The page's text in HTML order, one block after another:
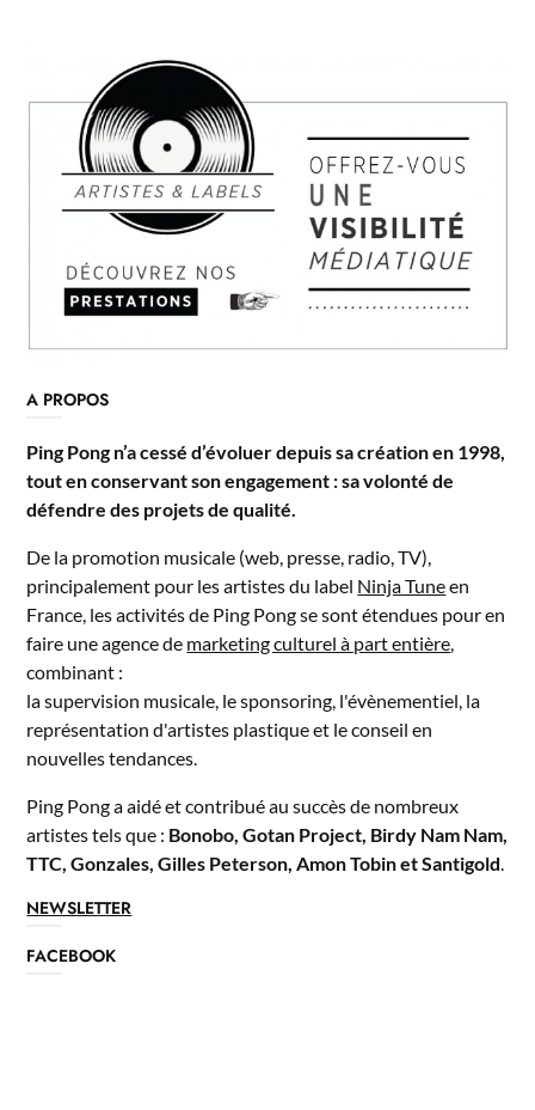
A PROPOS
Ping Pong n’a cessé d’évoluer depuis sa création en 1998,
tout en conservant son engagement : sa volonté de
défendre des projets de qualité.
De la promotion musicale (web, presse, radio, TV),
principalement pour les artistes du label Ninja Tuneen
France, les activités de Ping Pong se sont étendues pour en
faire une agence de marketing culturel à part entière,
combinant :
la supervision musicale, le sponsoring, l'évènementiel, la
représentation d'artistes plastique et le conseil en
nouvelles tendances.
Ping Pong a aidé et contribué au succès de nombreux
artistes tels que : Bonobo, Gotan Project, Birdy Nam Nam,
TTC, Gonzales, Gilles Peterson, Amon Tobin et Santigold.
NEWSLETTER
FACEBOOK